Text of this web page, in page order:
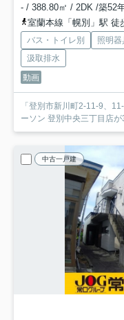
- / 388.80㎡ / 2DK /築52
室蘭本線「幌別」駅 徒
バス・トイレ別 照明器
汲取排水
動画
「登別市新川町2-11-9、
ーソン 登別中央三丁目店が
中古一戸建